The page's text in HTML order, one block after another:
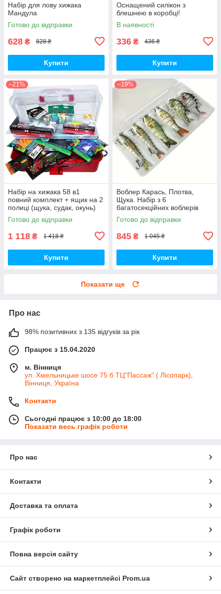
Набір для лову хижака
Мандула
Готово до відправки
628 ₴ 828 ₴
Купити
Оснащений силікон з
блешнею в коробці!
В наявності
336 ₴ 436 ₴
Купити
–21%
Набір на хижака 58 в1
повний комплект + ящик на 2
полиці (щука, судак, окунь)
Готово до відправки
1 118 ₴ 1 418 ₴
Купити
–19%
Воблер Карась, Плотва,
Щука. Набір з 6
багатосекційних воблерів
Готово до відправки
845 ₴ 1 045 ₴
Купити
Показати ще
Про нас
98% позитивних з 135 відгуків за рік
Працює з 15.04.2020
м. Вінниця
ул. Хмельницьке шосе 75 б ТЦ"Пассаж" ( Лісопарк),
Вінниця, Україна
Контакти
Сьогодні працює з 10:00 до 18:00
Показати весь графік роботи
Про нас
Контакти
Доставка та оплата
Графік роботи
Повна версія сайту
Сайт створено на маркетплейсі Prom.ua